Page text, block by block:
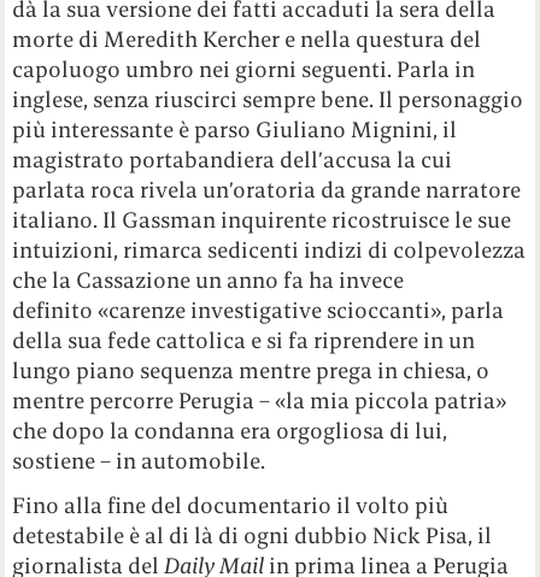
dà la sua versione dei fatti accaduti la sera della
morte di Meredith Kercher e nella questura del
capoluogo umbro nei giorni seguenti. Parla in
inglese, senza riuscirci sempre bene. Il personaggio
più interessante è parso Giuliano Mignini, il
magistrato portabandiera dell’accusa la cui
parlata roca rivela un’oratoria da grande narratore
italiano. Il Gassman inquirente ricostruisce le sue
intuizioni, rimarca sedicenti indizi di colpevolezza
che la Cassazione un anno fa ha invece
definito «carenze investigative scioccanti», parla
della sua fede cattolica e si fa riprendere in un
lungo piano sequenza mentre prega in chiesa, o
mentre percorre Perugia – «la mia piccola patria»
che dopo la condanna era orgogliosa di lui,
sostiene – in automobile.
Fino alla fine del documentario il volto più
detestabile è al di là di ogni dubbio Nick Pisa, il
giornalista del Daily Mail in prima linea a Perugia